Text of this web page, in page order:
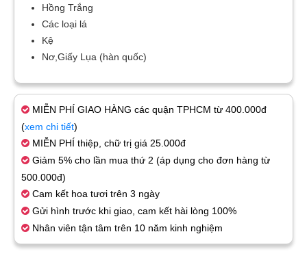
Hồng Trắng
Các loại lá
Kệ
Nơ,Giấy Lụa (hàn quốc)
MIỄN PHÍ GIAO HÀNG các quận TPHCM từ 400.000đ
(xem chi tiết)
MIỄN PHÍ thiệp, chữ trị giá 25.000đ
Giảm 5% cho lần mua thứ 2 (áp dụng cho đơn hàng từ
500.000đ)
Cam kết hoa tươi trên 3 ngày
Gửi hình trước khi giao, cam kết hài lòng 100%
Nhân viên tận tâm trên 10 năm kinh nghiệm